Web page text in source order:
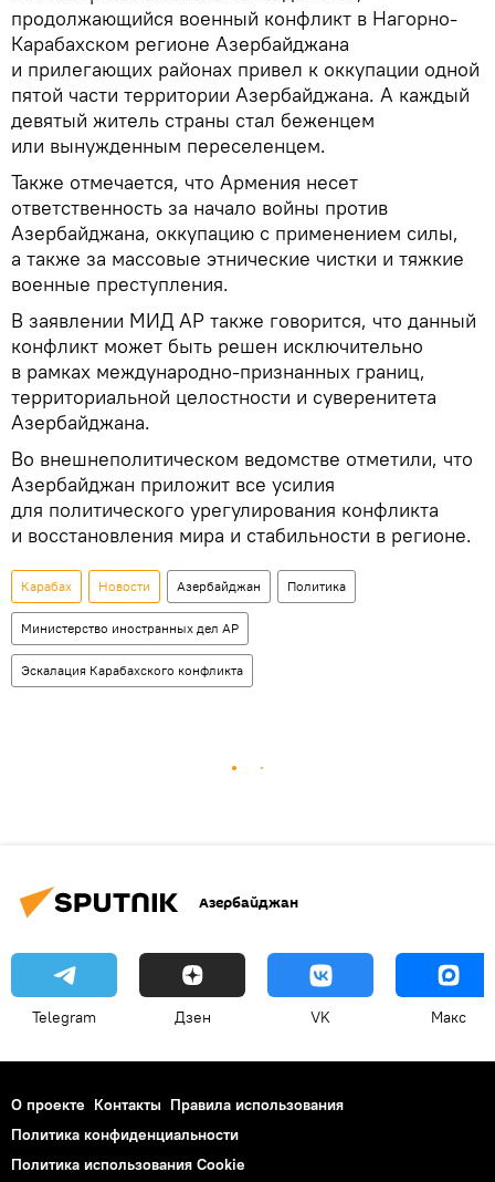
продолжающийся военный конфликт в Нагорно-
Карабахском регионе Азербайджана
и прилегающих районах привел к оккупации одной
пятой части территории Азербайджана. А каждый
девятый житель страны стал беженцем
или вынужденным переселенцем.
Также отмечается, что Армения несет
ответственность за начало войны против
Азербайджана, оккупацию с применением силы,
а также за массовые этнические чистки и тяжкие
военные преступления.
В заявлении МИД АР также говорится, что данный
конфликт может быть решен исключительно
в рамках международно-признанных границ,
территориальной целостности и суверенитета
Азербайджана.
Во внешнеполитическом ведомстве отметили, что
Азербайджан приложит все усилия
для политического урегулирования конфликта
и восстановления мира и стабильности в регионе.
Карабах Новости Азербайджан Политика
Министерство иностранных дел АР
Эскалация Карабахского конфликта
Азербайджан
Telegram Дзен VK Макс
О проекте Контакты Правила использования
Политика конфиденциальности
Политика использования Cookie